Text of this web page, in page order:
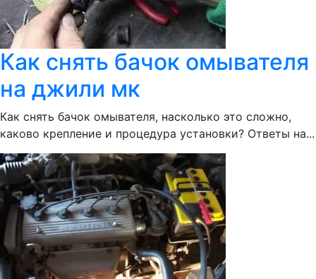
Как снять бачок омывателя
на джили мк
Как снять бачок омывателя, насколько это сложно,
каково крепление и процедура установки? Ответы на...